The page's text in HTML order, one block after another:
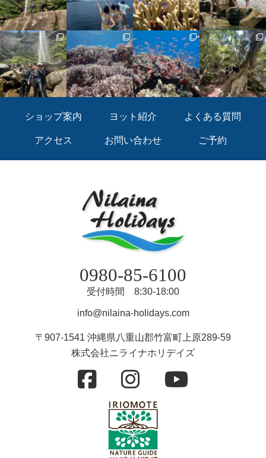
ショップ案内 ヨット紹介 よくある質問
アクセス お問い合わせ ご予約
0980-85-6100
受付時間 8:30-18:00
info@nilaina-holidays.com
〒907-1541 沖縄県八重山郡竹富町上原289-59
株式会社ニライナホリデイズ